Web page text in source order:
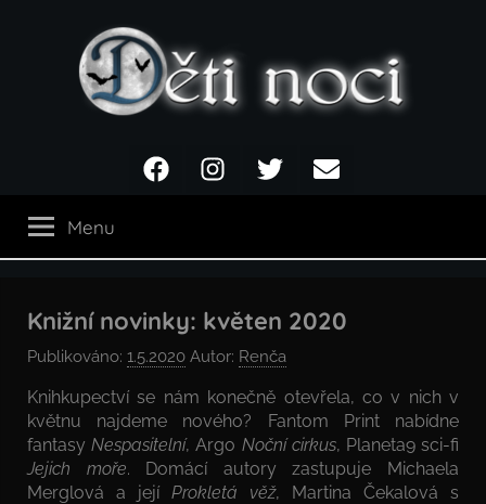
noci
FacebookInstagramTwitter Email
Menu
Knižní novinky: květen 2020
Publikováno: 1.5.2020 Autor: Renča
Knihkupectví se nám konečně otevřela, co v nich v
květnu najdeme nového? Fantom Print nabídne
fantasyNespasitelní, Argo Noční cirkus, Planeta9 sci-fi
Jejich moře. Domácí autory zastupuje Michaela
Merglová a její Prokletá věž, Martina Čekalová s